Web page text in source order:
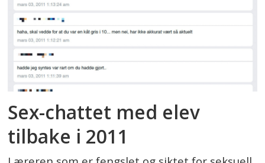
Sex-chattet med elev
tilbake i 2011